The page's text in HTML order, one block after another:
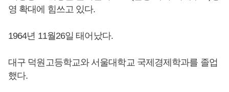
영 확대에 힘쓰고 있다.
1964년 11월26일 태어났다.
대구 덕원고등학교와 서울대학교 국제경제학과를 졸업
했다.